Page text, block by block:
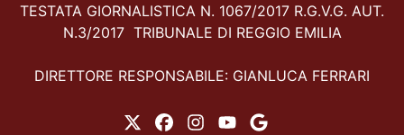
TESTATA GIORNALISTICA N. 1067/2017 R.G.V.G. AUT.
N.3/2017 TRIBUNALE DI REGGIO EMILIA
DIRETTORE RESPONSABILE: GIANLUCA FERRARI